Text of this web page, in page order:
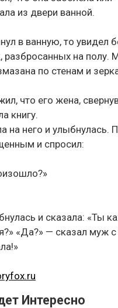
из двери ванной.
в ванную, то
разбросанных на полу.
по стенам и
что его жена,
книгу.
на него и улыбнулась.
и спросил:
и сказала: «Ты
«Да?» — сказал муж
Интересно